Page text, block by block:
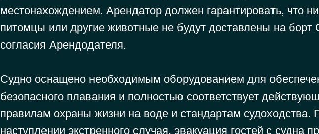
местонахождением. Арендатор должен гарантировать, что
питомцы или другие животные не будут доставлены на борт
согласия Арендодателя.
Судно оснащено необходимым оборудованием для
безопасного плавания и полностью соответствует
правилам охраны жизни на воде и стандартам судоходства.
наступлении экстренного случая, эвакуация гостей с судна